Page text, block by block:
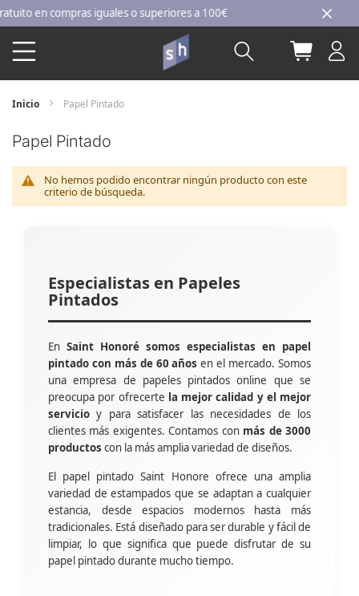
Ir
al
contenido
en compras iguales o superiores a 100€
Buscar Mi
Inicio Papel Pintado
Papel Pintado
No hemos podido encontrar ningún producto con este
criterio de búsqueda.
Especialistas en Papeles
Pintados
En Saint Honoré somos especialistas en papel
pintado con más de 60 años en el mercado. Somos
una empresa de papeles pintados online que se
preocupa por ofrecerte la mejor calidad y el mejor
servicio y para satisfacer las necesidades de los
clientes más exigentes. Contamos con más de 3000
productos con la más amplia variedad de diseños.
El papel pintado Saint Honore ofrece una amplia
variedad de estampados que se adaptan a cualquier
estancia, desde espacios modernos hasta más
tradicionales. Está diseñado para ser durable y fácil de
limpiar, lo que significa que puede disfrutar de su
papel pintado durante mucho tiempo.